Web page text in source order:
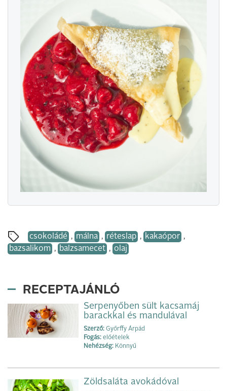
csokoládé , málna , réteslap , kakaópor ,
bazsalikom , balzsamecet , olaj
RECEPTAJÁNLÓ
Serpenyőben sült kacsamáj
barackkal és mandulával
Szerző: Győrffy Árpád
Fogás: előételek
Nehézség: Könnyű
Zöldsaláta avokádóval